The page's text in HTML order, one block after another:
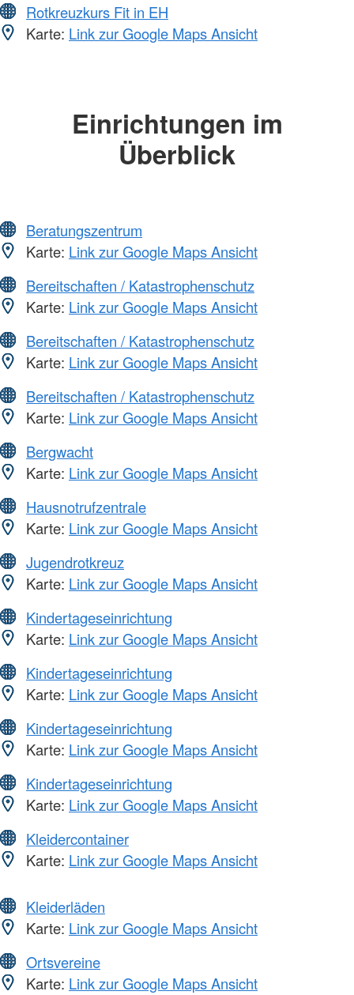
Rotkreuzkurs Fit in EH
Karte: Link zur Google Maps Ansicht
Einrichtungen im
Überblick
Beratungszentrum
Karte: Link zur Google Maps Ansicht
Bereitschaften / Katastrophenschutz
Karte: Link zur Google Maps Ansicht
Bereitschaften / Katastrophenschutz
Karte: Link zur Google Maps Ansicht
Bereitschaften / Katastrophenschutz
Karte: Link zur Google Maps Ansicht
Bergwacht
Karte: Link zur Google Maps Ansicht
Hausnotrufzentrale
Karte: Link zur Google Maps Ansicht
Jugendrotkreuz
Karte: Link zur Google Maps Ansicht
Kindertageseinrichtung
Karte: Link zur Google Maps Ansicht
Kindertageseinrichtung
Karte: Link zur Google Maps Ansicht
Kindertageseinrichtung
Karte: Link zur Google Maps Ansicht
Kindertageseinrichtung
Karte: Link zur Google Maps Ansicht
Kleidercontainer
Karte: Link zur Google Maps Ansicht
Kleiderläden
Karte: Link zur Google Maps Ansicht
Ortsvereine
Karte: Link zur Google Maps Ansicht